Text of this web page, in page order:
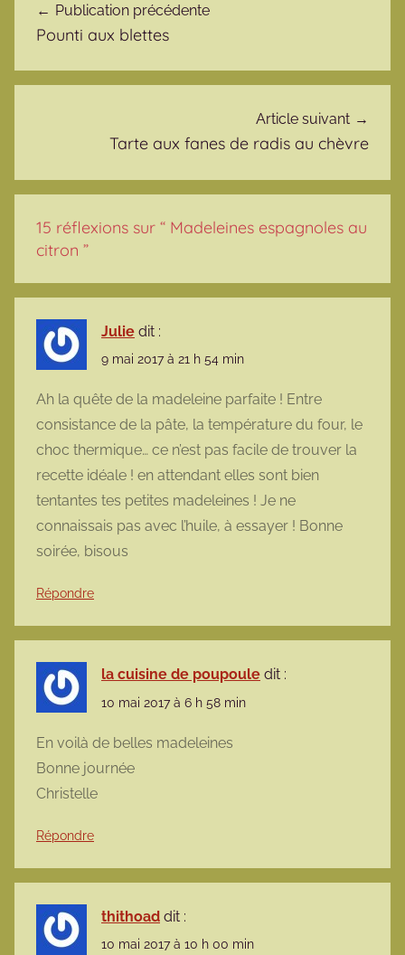
Publication précédente
Pounti aux blettes
Article suivant
Tarte aux fanes de radis au chèvre
15 réflexions sur “ Madeleines espagnoles au
citron ”
Julie dit :
9 mai 2017 à 21 h 54 min
Ah la quête de la madeleine parfaite ! Entre
consistance de la pâte, la température du four, le
choc thermique… ce n’est pas facile de trouver la
recette idéale ! en attendant elles sont bien
tentantes tes petites madeleines ! Je ne
connaissais pas avec l’huile, à essayer ! Bonne
soirée, bisous
Répondre
la cuisine de poupoule dit :
10 mai 2017 à 6 h 58 min
En voilà de belles madeleines
Bonne journée
Christelle
Répondre
thithoad dit :
10 mai 2017 à 10 h 00 min